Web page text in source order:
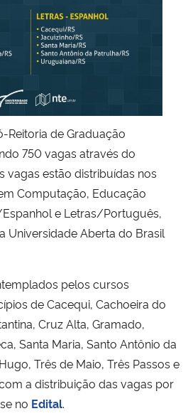
Reitoria de Graduação
750 vagas através do
vagas estão distribuídas nos
Computação, Educação
e Letras/Português,
Universidade Aberta do Brasil
pelos cursos
de Cacequi, Cachoeira do
Cruz Alta, Gramado,
Santa Maria, Santo Antônio da
Três de Maio, Três Passos e
a distribuição das vagas por
no Edital.